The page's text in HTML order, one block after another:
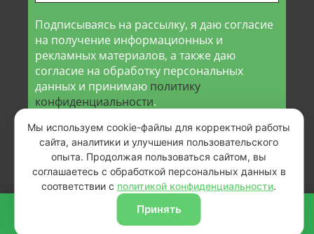
Подписываясь на рассылку, я даю согласие
на получение информационных и
рекламных материалов, а также даю
согласие на обработку персональных
данных и принимаю политику
конфиденциальности.
Мы используем cookie-файлы для корректной работы
сайта, аналитики и улучшения пользовательского
опыта. Продолжая пользоваться сайтом, вы
соглашаетесь с обработкой персональных данных в
соответствии с политикой конфиденциальности.
Принять